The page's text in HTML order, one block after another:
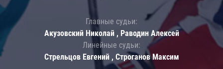
Главные судьи:
Акузовский Николай , Раводин Алексей
Линейные судьи:
Стрельцов Евгений , Строганов Максим